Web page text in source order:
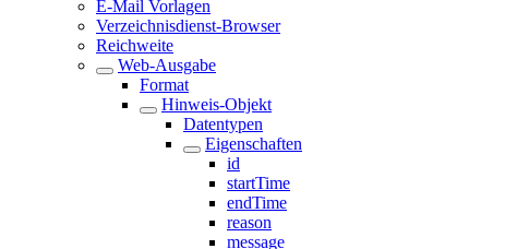
E-Mail Vorlagen
Verzeichnisdienst-Browser
Reichweite
Web-Ausgabe
Format
Hinweis-Objekt
Datentypen
Eigenschaften
id
startTime
endTime
reason
message